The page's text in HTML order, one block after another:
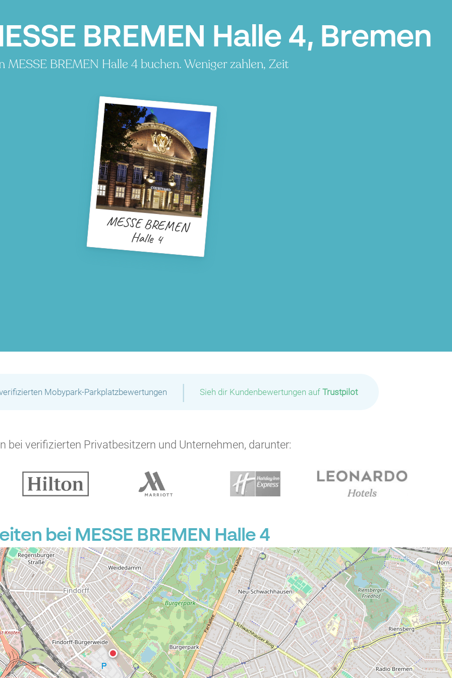
BREMEN Halle 4, Bremen
MESSE BREMEN Halle 4 buchen. Weniger zahlen, Zeit
MESSE BREMEN
Halle 4
Mobypark-Parkplatzbewertungen | Sieh dir Kundenbewertungen auf Trustpilot
bei verifizierten Privatbesitzern und Unternehmen, darunter:
bei MESSE BREMEN Halle 4